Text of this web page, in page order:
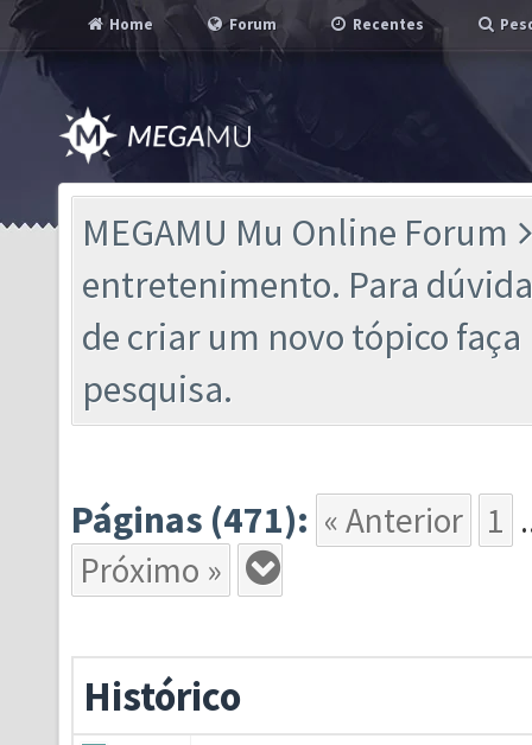
Home Forum Recentes
MEGAMU Mu Online Forum
entretenimento. Para
de criar um novo tópico
pesquisa.
Páginas (471): « Anterior 1
Próximo »
Histórico